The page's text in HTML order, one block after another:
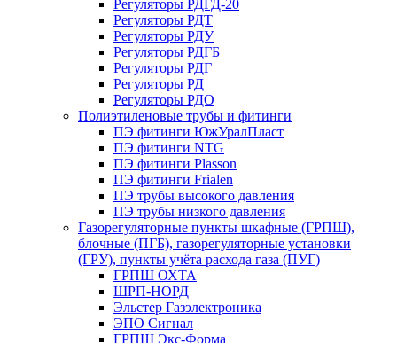
Регуляторы РДГД-20
Регуляторы РДТ
Регуляторы РДУ
Регуляторы РДГБ
Регуляторы РДГ
Регуляторы РД
Регуляторы РДО
Полиэтиленовые трубы и фитинги
ПЭ фитинги ЮжУралПласт
ПЭ фитинги NTG
ПЭ фитинги Plasson
ПЭ фитинги Frialen
ПЭ трубы высокого давления
ПЭ трубы низкого давления
Газорегуляторные пункты шкафные (ГРПШ),
блочные (ПГБ), газорегуляторные установки
(ГРУ), пункты учёта расхода газа (ПУГ)
ГРПШ ОХТА
ШРП-НОРД
Эльстер Газэлектроника
ЭПО Сигнал
ГРПШ Экс-Форма